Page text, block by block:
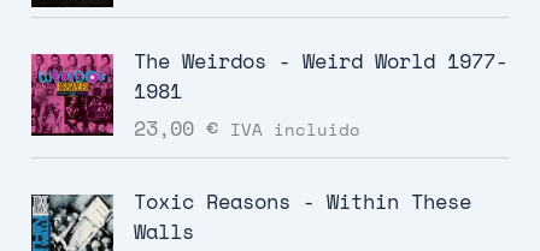
The Weirdos - Weird World 1977-
1981
23,00€ IVA incluido
Toxic Reasons - Within These
Walls